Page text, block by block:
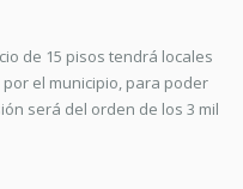
de 15 pisos tendrá locales
el municipio, para poder
será del orden de los 3 mil